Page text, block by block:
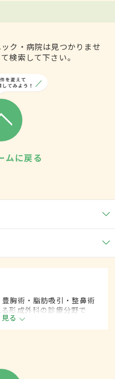
ク・病院は見つかりませ
検索して下さい。
ムに戻る
胸術・脂肪吸引・整鼻術
形成外科の診療分野で
る